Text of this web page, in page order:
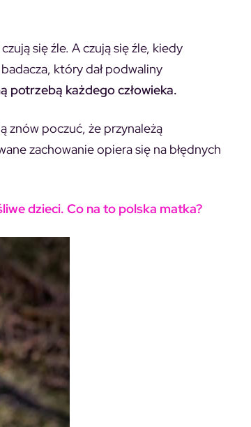
się źle. A czują się źle, kiedy
który dał podwaliny
potrzebą każdego człowieka.
znów poczuć, że przynależą
zachowanie opiera się na błędnych
dzieci. Co na to polska matka?